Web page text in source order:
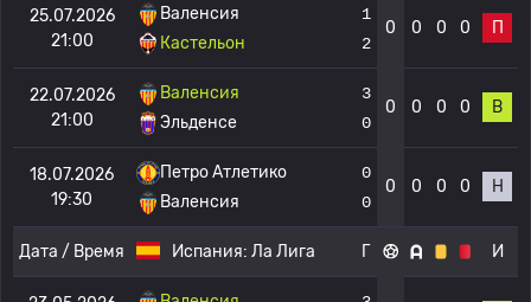
25.07.2026
21:00
Валенсия
Кастельон
1
2
0 0 0 0 П
22.07.2026
21:00
Валенсия
Эльденсе
3
0
0 0 0 0 В
18.07.2026
19:30
Петро Атлетико
Валенсия
0
0
0 0 0 0 Н
Дата / Время Испания: Ла Лига Г И